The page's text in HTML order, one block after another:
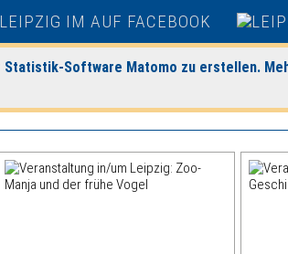
Software Matomo zu erstellen.